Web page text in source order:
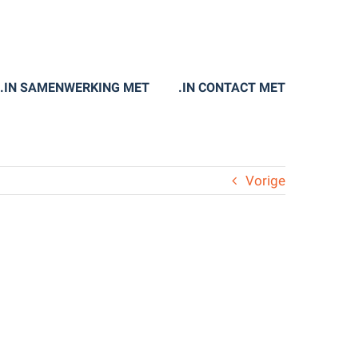
.IN SAMENWERKING MET .IN CONTACT MET
Vorige